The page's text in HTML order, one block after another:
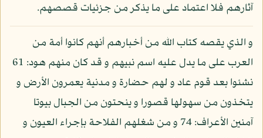
آثارهم فلا اعتماد على ما يذكر من جزئيات قصصهم.
و الذي يقصه كتاب الله من أخبارهم أنهم كانوا أمة من
العرب على ما يدل عليه اسم نبيهم و قد كان منهم هود: 61
نشئوا بعد قوم عاد و لهم حضارة و مدنية يعمرون الأرض و
يتخذون من سهولها قصورا و ينحتون من الجبال بيوتا
آمنين الأعراف: 74 و من شغلهم الفلاحة بإجراء العيون و